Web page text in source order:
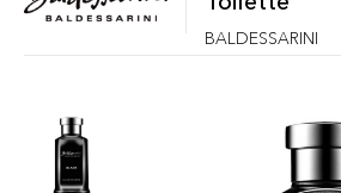
BALDESSARINI